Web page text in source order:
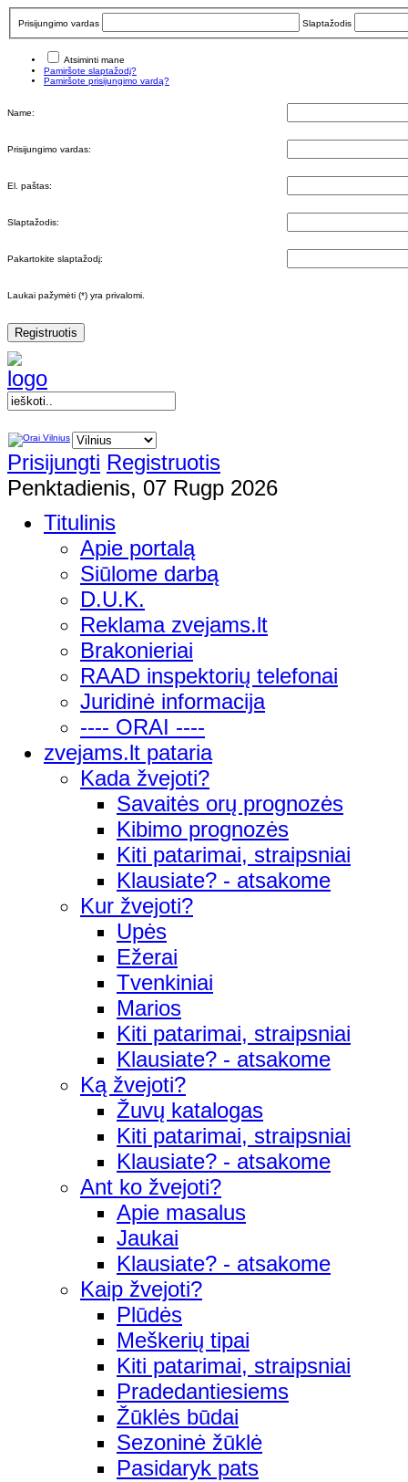
Prisijungimo vardas Slaptažodis
Atsiminti mane
Pamiršote slaptažodį?
Pamiršote prisijungimo vardą?
Name:
Prisijungimo vardas:
El. paštas:
Slaptažodis:
Pakartokite slaptažodį:
Laukai pažymėti (*) yra privalomi.
Registruotis
Prisijungti Registruotis
Penktadienis, 07 Rugp 2026
Titulinis
Apie portalą
Siūlome darbą
D.U.K.
Reklama zvejams.lt
Brakonieriai
RAAD inspektorių telefonai
Juridinė informacija
---- ORAI ----
zvejams.lt pataria
Kada žvejoti?
Savaitės orų prognozės
Kibimo prognozės
Kiti patarimai, straipsniai
Klausiate? - atsakome
Kur žvejoti?
Upės
Ežerai
Tvenkiniai
Marios
Kiti patarimai, straipsniai
Klausiate? - atsakome
Ką žvejoti?
Žuvų katalogas
Kiti patarimai, straipsniai
Klausiate? - atsakome
Ant ko žvejoti?
Apie masalus
Jaukai
Klausiate? - atsakome
Kaip žvejoti?
Plūdės
Meškerių tipai
Kiti patarimai, straipsniai
Pradedantiesiems
Žūklės būdai
Sezoninė žūklė
Pasidaryk pats